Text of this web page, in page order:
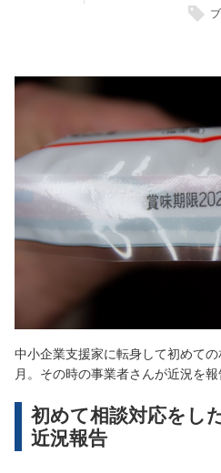
中小企業支援家に転身して初めて
月。その時の事業者さんが近況を報
初めて相談対応をし
近況報告